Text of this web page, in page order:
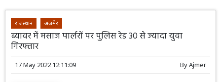
राजस्थान अजमेर
ब्यावर में मसाज पार्लरों पर पुलिस रेड 30 से ज्यादा युवा
गिरफ्तार
17 May 2022 12:11:09 ByAjmer